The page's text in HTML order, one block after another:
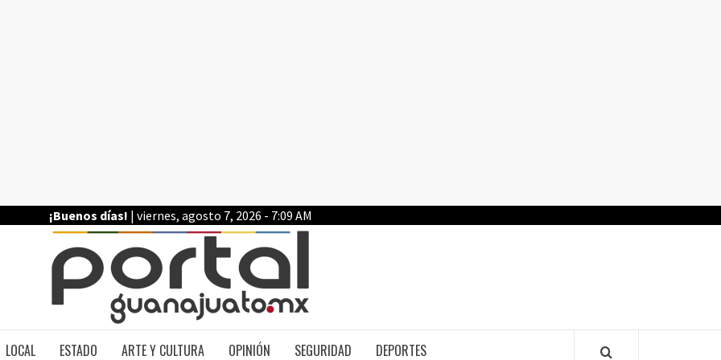
¡Buenos días! | viernes, agosto 7, 2026 - 7:09 AM
LOCAL ESTADO ARTE Y CULTURA OPINIÓN SEGURIDAD DEPORTES